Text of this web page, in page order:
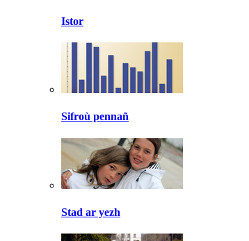
Istor
Sifroù pennañ
Stad ar yezh